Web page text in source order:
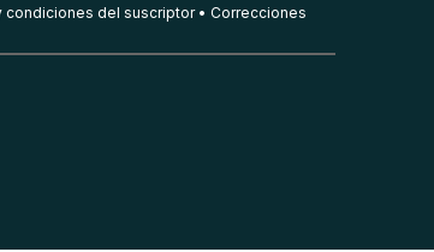
condiciones del suscriptor Correcciones